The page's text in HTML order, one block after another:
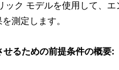
ック モデルを使用して、
測定します。
せるための前提条件の概要: